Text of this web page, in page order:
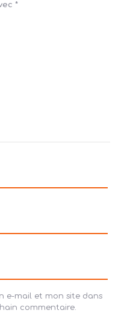
*
e-mail et mon site dans
commentaire.